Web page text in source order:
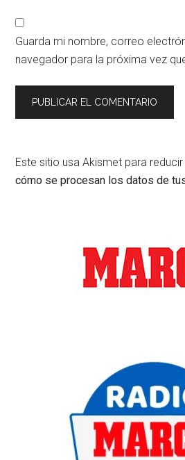
Guarda mi nombre, correo
navegador para la próxima vez
Este sitio usa Akismet para
cómo se procesan los datos de